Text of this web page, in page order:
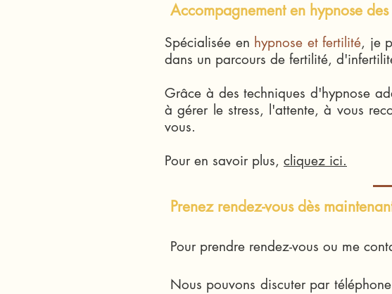
Accompagnement en hypnose
Spécialisée en hypnose et fertilité, je
dans un parcours de fertilité,
Grâce à des techniques d'hypnose
à gérer le stress, l'attente, à vous
vous.
Pour en savoir plus, cliquez ici.
Prenez rendez-vous dès
Pour prendre rendez-vous ou me
Nous pouvons discuter par